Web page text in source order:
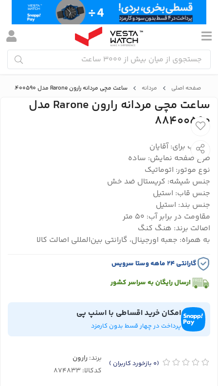
صفحه اصلی مردانه ساعت مچی مردانه رارون Rarone مدل 88400590
ساعت مچی مردانه رارون Rarone مدل
88400590
مناسب برای: آقایان
طرح صفحه نمایش: ساده
نوع موتور: اتوماتیک
جنس شیشه: کریستال ضد خش
جنس قاب: استیل
جنس بند: استیل
مقاومت در برابر آب: 50 متر
اصالت برند: هنگ کنگ
به همراه: جعبه اورجینال، گارانتی بین‌المللی اصالت کالا
گارانتی ۲۴ ماهه وستا سرویس
ارسال رایگان به سراسر کشور
امکان خرید اقساطی با اسنپ پی
پرداخت در چهار قسط بدون کارمزد
(0 بازخورد کاربران ) برند: رارون
کدکالا: